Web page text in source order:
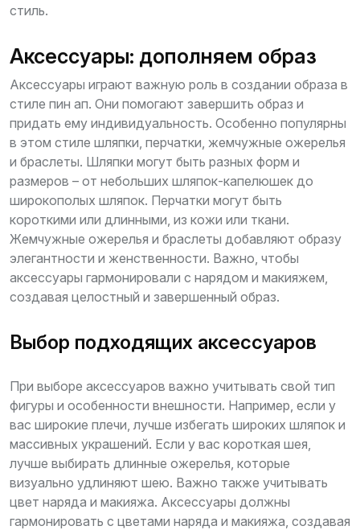
стиль.
Аксессуары: дополняем образ
Аксессуары играют важную роль в создании образа в
стиле пин ап. Они помогают завершить образ и
придать ему индивидуальность. Особенно популярны
в этом стиле шляпки, перчатки, жемчужные ожерелья
и браслеты. Шляпки могут быть разных форм и
размеров – от небольших шляпок-капелюшек до
широкополых шляпок. Перчатки могут быть
короткими или длинными, из кожи или ткани.
Жемчужные ожерелья и браслеты добавляют образу
элегантности и женственности. Важно, чтобы
аксессуары гармонировали с нарядом и макияжем,
создавая целостный и завершенный образ.
Выбор подходящих аксессуаров
При выборе аксессуаров важно учитывать свой тип
фигуры и особенности внешности. Например, если у
вас широкие плечи, лучше избегать широких шляпок и
массивных украшений. Если у вас короткая шея,
лучше выбирать длинные ожерелья, которые
визуально удлиняют шею. Важно также учитывать
цвет наряда и макияжа. Аксессуары должны
гармонировать с цветами наряда и макияжа, создавая